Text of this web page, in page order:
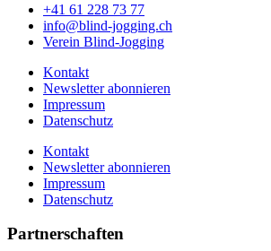
+41 61 228 73 77
info@blind-jogging.ch
Verein Blind-Jogging
Kontakt
Newsletter abonnieren
Impressum
Datenschutz
Kontakt
Newsletter abonnieren
Impressum
Datenschutz
Partnerschaften